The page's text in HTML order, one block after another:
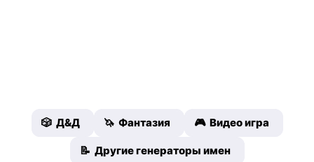
🎲 Д&Д 🦄 Фантазия 🎮 Видео игра
📝 Другие генераторы имен